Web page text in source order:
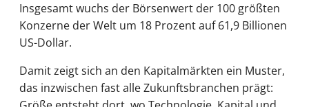
Insgesamt wuchs der Börsenwert der 100 größten
Konzerne der Welt um 18 Prozent auf 61,9 Billionen
US-Dollar.
Damit zeigt sich an den Kapitalmärkten ein Muster,
das inzwischen fast alle Zukunftsbranchen prägt: